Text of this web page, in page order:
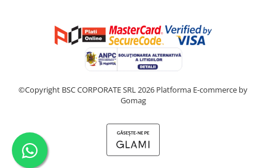
©Copyright BSC CORPORATE SRL 2026 Platforma E-commerce by
Gomag